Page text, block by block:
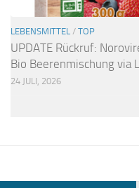
LEBENSMITTEL / TOP
UPDATE Rückruf:
Bio Beerenmischung via
24 JULI, 2026